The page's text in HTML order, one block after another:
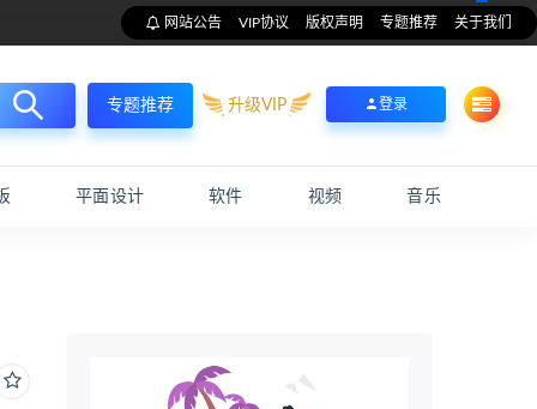
网站公告 VIP协议 版权声明 专题推荐 关于我们
专题推荐 升级VIP 登录
平面设计 软件 视频 音乐